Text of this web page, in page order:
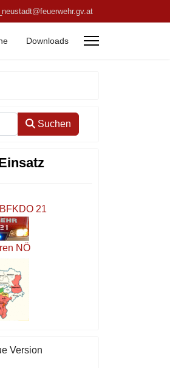
Downloads
Suchen
21
NÖ
Version